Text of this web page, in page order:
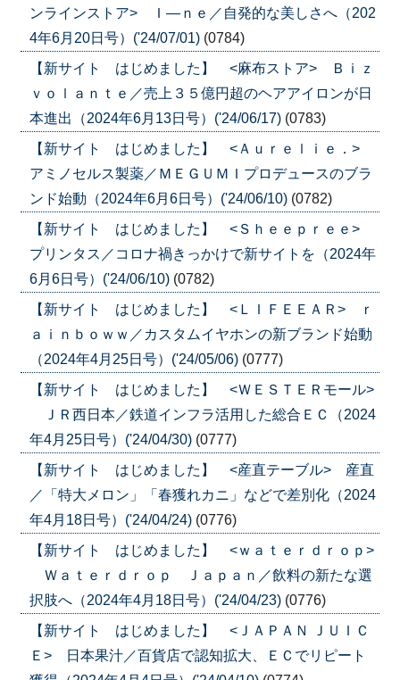
ンラインストア> Ｉ―ｎｅ／自発的な美しさへ（202
4年6月20日号）('24/07/01) (0784)
【新サイト はじめました】 <麻布ストア> Ｂｉｚ
ｖｏｌａｎｔｅ／売上３５億円超のヘアアイロンが日
本進出（2024年6月13日号）('24/06/17) (0783)
【新サイト はじめました】 <Ａｕｒｅｌｉｅ．>
アミノセルス製薬／ＭＥＧＵＭＩプロデュースのブラ
ンド始動（2024年6月6日号）('24/06/10) (0782)
【新サイト はじめました】 <Ｓｈｅｅｐｒｅｅ>
プリンタス／コロナ禍きっかけで新サイトを（2024年
6月6日号）('24/06/10) (0782)
【新サイト はじめました】 <ＬＩＦＥＥＡＲ> ｒ
ａｉｎｂｏｗｗ／カスタムイヤホンの新ブランド始動
（2024年4月25日号）('24/05/06) (0777)
【新サイト はじめました】 <ＷＥＳＴＥＲモール>
ＪＲ西日本／鉄道インフラ活用した総合ＥＣ（2024
年4月25日号）('24/04/30) (0777)
【新サイト はじめました】 <産直テーブル> 産直
／「特大メロン」「春獲れカニ」などで差別化（2024
年4月18日号）('24/04/24) (0776)
【新サイト はじめました】 <ｗａｔｅｒｄｒｏｐ>
Ｗａｔｅｒｄｒｏｐ Ｊａｐａｎ／飲料の新たな選
択肢へ（2024年4月18日号）('24/04/23) (0776)
【新サイト はじめました】 <ＪＡＰＡＮ ＪＵＩＣ
Ｅ> 日本果汁／百貨店で認知拡大、ＥＣでリピート